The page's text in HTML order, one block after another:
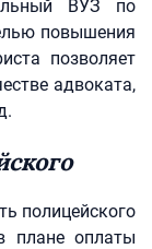
ВУЗ по
повышения
позволяет
адвоката,
полицейского
плане оплаты